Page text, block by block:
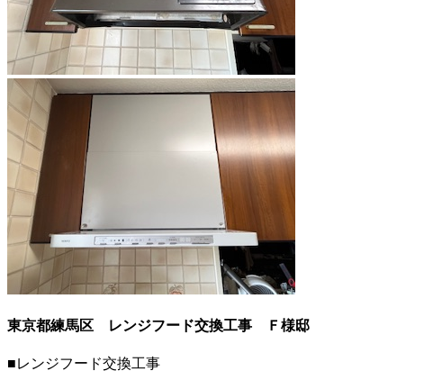
東京都練馬区 レンジフード交換工事 Ｆ様邸
■レンジフード交換工事